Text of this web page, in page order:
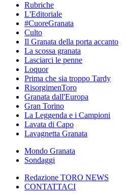
Rubriche
L'Editoriale
#CuoreGranata
Culto
Il Granata della porta accanto
La scossa granata
Lasciarci le penne
Loquor
Prima che sia troppo Tardy
RisorgimenToro
Granata dall'Europa
Gran Torino
La Leggenda e i Campioni
Lavata di Capo
Lavagnetta Granata
Mondo Granata
Sondaggi
Redazione TORO NEWS
CONTATTACI